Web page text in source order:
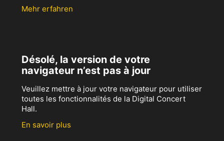
Mehr erfahren
Désolé, la version de votre
navigateur n’est pas à jour
Veuillez mettre à jour votre navigateur pour utiliser
toutes les fonctionnalités de la Digital Concert
Hall.
En savoir plus